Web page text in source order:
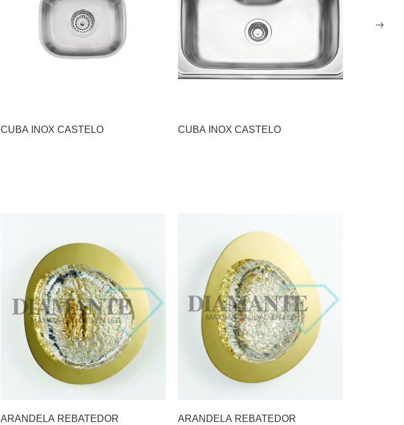
CUBA INOX CASTELO CUBA INOX CASTELO
ARANDELA REBATEDOR ARANDELA REBATEDOR